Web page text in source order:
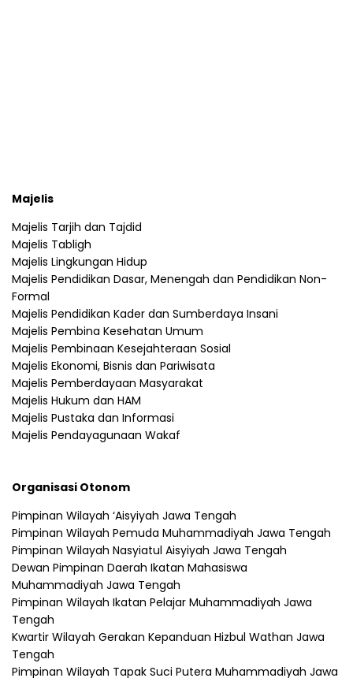
Majelis
Majelis Tarjih dan Tajdid
Majelis Tabligh
Majelis Lingkungan Hidup
Majelis Pendidikan Dasar, Menengah dan Pendidikan Non-
Formal
Majelis Pendidikan Kader dan Sumberdaya Insani
Majelis Pembina Kesehatan Umum
Majelis Pembinaan Kesejahteraan Sosial
Majelis Ekonomi, Bisnis dan Pariwisata
Majelis Pemberdayaan Masyarakat
Majelis Hukum dan HAM
Majelis Pustaka dan Informasi
Majelis Pendayagunaan Wakaf
Organisasi Otonom
Pimpinan Wilayah ‘Aisyiyah Jawa Tengah
Pimpinan Wilayah Pemuda Muhammadiyah Jawa Tengah
Pimpinan Wilayah Nasyiatul Aisyiyah Jawa Tengah
Dewan Pimpinan Daerah Ikatan Mahasiswa
Muhammadiyah Jawa Tengah
Pimpinan Wilayah Ikatan Pelajar Muhammadiyah Jawa
Tengah
Kwartir Wilayah Gerakan Kepanduan Hizbul Wathan Jawa
Tengah
Pimpinan Wilayah Tapak Suci Putera Muhammadiyah Jawa